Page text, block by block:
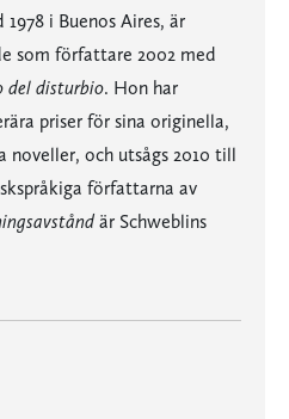
i Buenos Aires, är
som författare 2002 med
del disturbio. Hon har
priser för sina originella,
noveller, och utsågs 2010 till
författarna av
är Schweblins